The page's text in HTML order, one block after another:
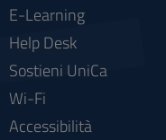
E-Learning
Help Desk
Sostieni UniCa
Wi-Fi
Accessibilità